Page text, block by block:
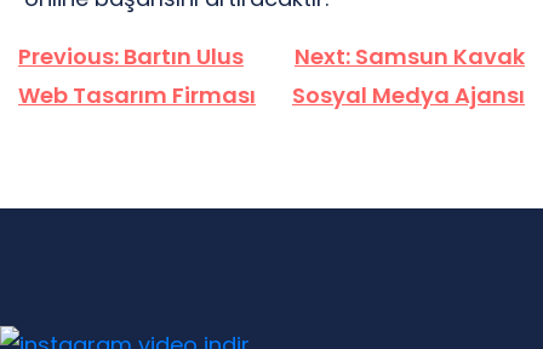
Yazı
gezinmesi
Previous: Bartın Ulus
Web Tasarım Firması
Next: Samsun Kavak
Sosyal Medya Ajansı